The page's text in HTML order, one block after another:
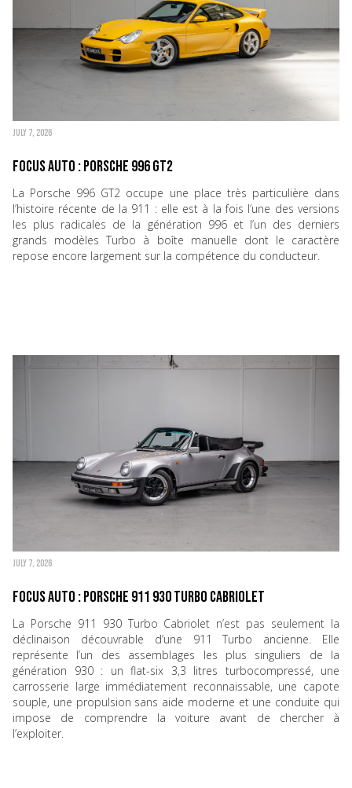
JULY 7, 2026
Focus Auto : Porsche 996 GT2
La Porsche 996 GT2 occupe une place très particulière dans
l’histoire récente de la 911 : elle est à la fois l’une des versions
les plus radicales de la génération 996 et l’un des derniers
grands modèles Turbo à boîte manuelle dont le caractère
repose encore largement sur la compétence du conducteur.
JULY 7, 2026
Focus Auto : Porsche 911 930 Turbo Cabriolet
La Porsche 911 930 Turbo Cabriolet n’est pas seulement la
déclinaison découvrable d’une 911 Turbo ancienne. Elle
représente l’un des assemblages les plus singuliers de la
génération 930 : un flat-six 3,3 litres turbocompressé, une
carrosserie large immédiatement reconnaissable, une capote
souple, une propulsion sans aide moderne et une conduite qui
impose de comprendre la voiture avant de chercher à
l’exploiter.